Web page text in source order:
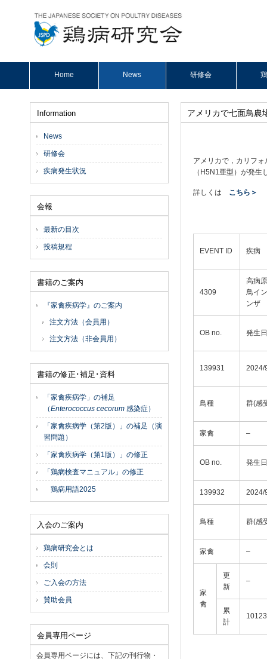
Home News 研修会
アメリカで七面鳥農
アメリカで，カリフ
（H5N1亜型）が発
詳しくは こちら＞
EVENT ID 疾病
4309
高病
鳥イ
ンザ
OB no. 発生日
139931 2024/
鳥種 群(感
家禽 –
OB no. 発生日
139932 2024/
鳥種 群(感
家禽 –
家
禽
更
新
–
累
計
Information
News
研修会
疾病発生状況
会報
最新の目次
投稿規程
書籍のご案内
『家禽疾病学』のご案内
注文方法（会員用）
注文方法（非会員用）
書籍の修正･補足･資料
「家禽疾病学」の補足
（Enterococcus cecorum 感染症）
「家禽疾病学（第2版）」の補足（演
習問題）
「家禽疾病学（第1版）」の修正
「鶏病検査マニュアル」の修正
鶏病用語2025
入会のご案内
鶏病研究会とは
会則
ご入会の方法
賛助会員
会員専用ページ
会員専用ページには、下記の刊行物・